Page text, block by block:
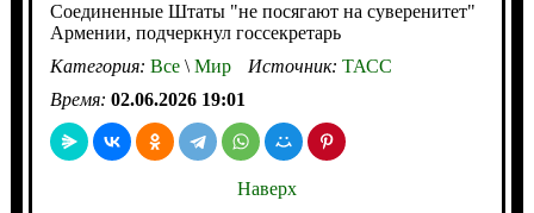
Соединенные Штаты "не посягают на суверенитет"
Армении, подчеркнул госсекретарь
Категория: Все\Мир Источник: ТАСС
Время: 02.06.2026 19:01
Наверх